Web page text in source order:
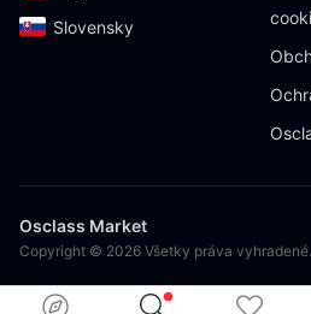
Slovensky‎
Osclass Market
Copyright © 2026 Všetky práva vyhradené.